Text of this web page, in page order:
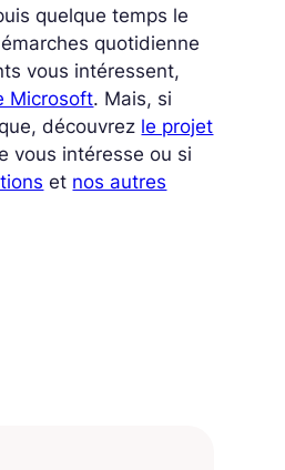
quelque temps le
quotidienne
vous intéressent,
Microsoft. Mais, si
découvrez le projet
vous intéresse ou si
et nos autres